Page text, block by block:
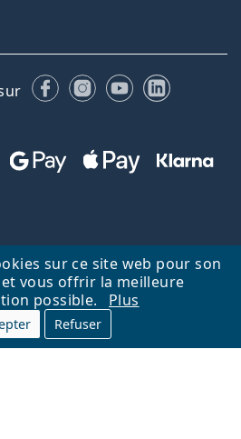
sur ce site web pour son
vous offrir la meilleure
possible.
Plus
Refuser
FacebookInstagram
YouTubeLinkedIn
Haut
Nederlands